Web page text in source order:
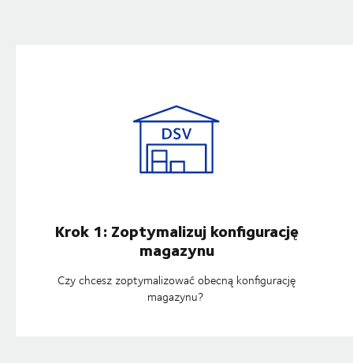
Krok 1: Zoptymalizuj konfigurację
magazynu
Czy chcesz zoptymalizować obecną konfigurację
magazynu?